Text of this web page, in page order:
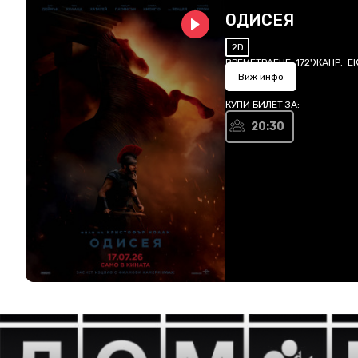
ОДИСЕЯ
2D
ВРЕМЕТРАЕНЕ: 172'ЖАНР:
Виж инфо
КУПИ БИЛЕТ ЗА:
20:30